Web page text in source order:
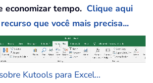
economizar tempo. Clique aqui
que você mais precisa...
Kutools para Excel...